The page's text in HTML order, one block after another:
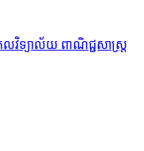
កលវិទ្យាល័យ ពាណិជ្ជសាស្រ្ត